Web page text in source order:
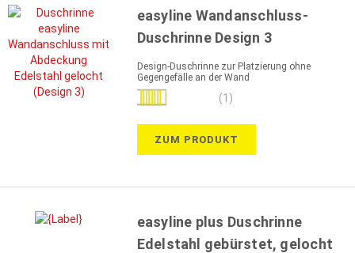
easyline Wandanschluss-
Duschrinne Design 3
Design-Duschrinne zur Platzierung ohne
Gegengefälle an der Wand
Bewertung:
(1)
ZUM PRODUKT
easyline plus Duschrinne
Edelstahl gebürstet, gelocht